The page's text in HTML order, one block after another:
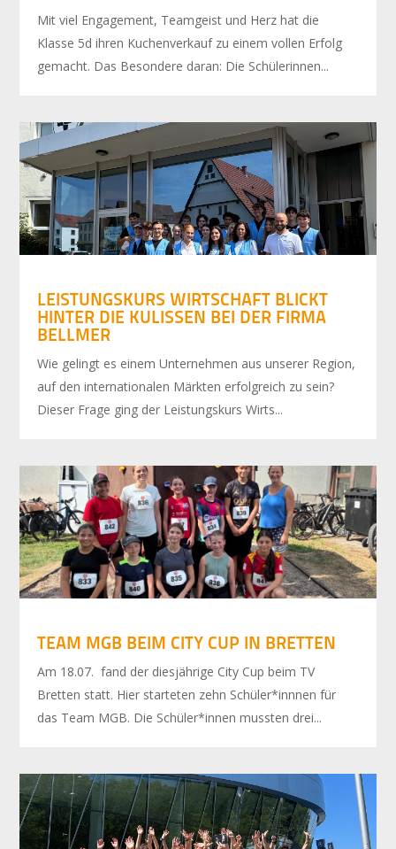
Mit viel Engagement, Teamgeist und Herz hat die
Klasse 5d ihren Kuchenverkauf zu einem vollen Erfolg
gemacht. Das Besondere daran: Die Schülerinnen...
LEISTUNGSKURS WIRTSCHAFT BLICKT
HINTER DIE KULISSEN BEI DER FIRMA
BELLMER
Wie gelingt es einem Unternehmen aus unserer Region,
auf den internationalen Märkten erfolgreich zu sein?
Dieser Frage ging der Leistungskurs Wirts...
TEAM MGB BEIM CITY CUP IN BRETTEN
Am 18.07. fand der diesjährige City Cup beim TV
Bretten statt. Hier starteten zehn Schüler*innnen für
das Team MGB. Die Schüler*innen mussten drei...